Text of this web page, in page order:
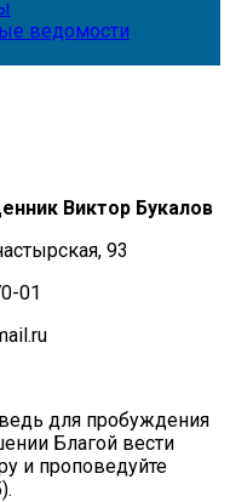
ведомости
Виктор Букалов
93
01
для пробуждения
Благой вести
и проповедуйте